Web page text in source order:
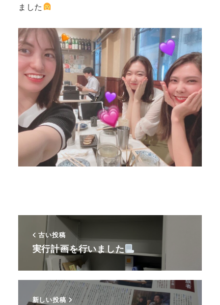
ました
古い投稿
実行計画を行いました
新しい投稿